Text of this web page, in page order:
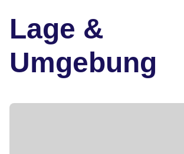
Lage &
Umgebung